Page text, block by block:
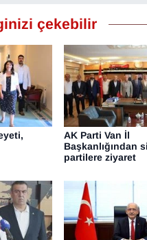
çekebilir
AK Parti Van İl
Başkanlığından
partilere ziyaret